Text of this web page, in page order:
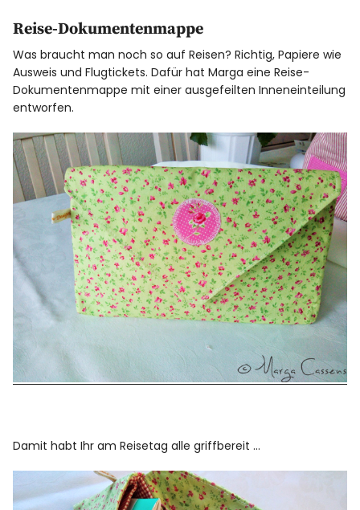
Reise-Dokumentenmappe
Was braucht man noch so auf Reisen? Richtig, Papiere wie
Ausweis und Flugtickets. Dafür hat Marga eine Reise-
Dokumentenmappe mit einer ausgefeilten Inneneinteilung
entworfen.
Damit habt Ihr am Reisetag alle griffbereit …